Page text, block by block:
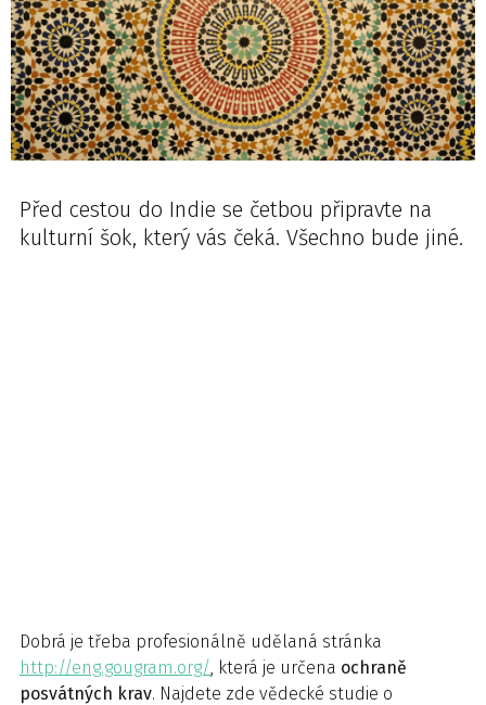
Před cestou do Indie se četbou připravte na
kulturní šok, který vás čeká. Všechno bude jiné.
Dobrá je třeba profesionálně udělaná stránka
http://eng.gougram.org/, která je určena ochraně
posvátných krav. Najdete zde vědecké studie o